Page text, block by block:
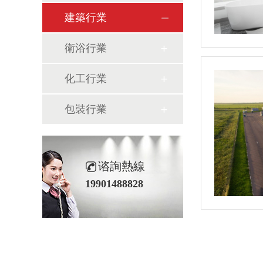
建築行業
衛浴行業
化工行業
包裝行業
谘詢熱線
19901488828